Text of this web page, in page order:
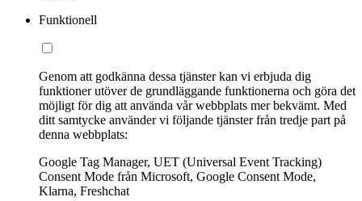
Funktionell
Genom att godkänna dessa tjänster kan vi erbjuda dig
funktioner utöver de grundläggande funktionerna och göra det
möjligt för dig att använda vår webbplats mer bekvämt. Med
ditt samtycke använder vi följande tjänster från tredje part på
denna webbplats:
Google Tag Manager, UET (Universal Event Tracking)
Consent Mode från Microsoft, Google Consent Mode,
Klarna, Freshchat